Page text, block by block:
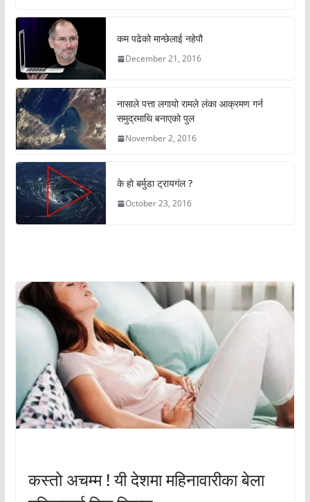
कम पढेको मान्छेलाई नहेपौ
December 21, 2016
नासाले पत्ता लगायो रामले लंका आक्रमण गर्न
समुद्रमाथि बनाएको पुल
November 2, 2016
के हो बर्मुडा ट्रायगंल ?
October 23, 2016
कस्तो अचम्म ! यी देशमा महिनावारीका बेला